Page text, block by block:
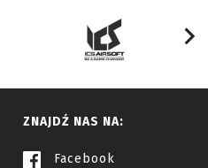
ZNAJDŹ NAS NA:
Facebook